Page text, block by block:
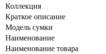
Коллекция
Краткое описание
Модель сумки
Наименование
Наименование товара